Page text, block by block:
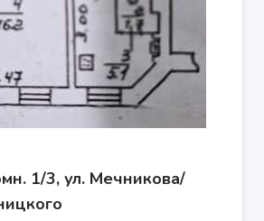
1/3, ул. Мечникова/